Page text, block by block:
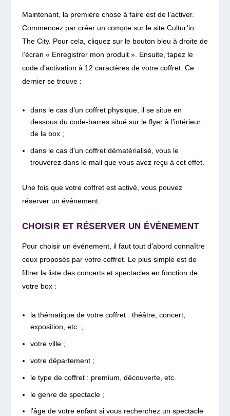
Maintenant, la première chose à faire est de l’activer.
Commencez par créer un compte sur le site Cultur’in
The City. Pour cela, cliquez sur le bouton bleu à droite de
l’écran « Enregistrer mon produit ». Ensuite, tapez le
code d’activation à 12 caractères de votre coffret. Ce
dernier se trouve :
dans le cas d’un coffret physique, il se situe en
dessous du code-barres situé sur le flyer à l’intérieur
de la box ;
dans le cas d’un coffret dématérialisé, vous le
trouverez dans le mail que vous avez reçu à cet effet.
Une fois que votre coffret est activé, vous pouvez
réserver un événement.
CHOISIR ET RÉSERVER UN ÉVÉNEMENT
Pour choisir un événement, il faut tout d’abord connaître
ceux proposés par votre coffret. Le plus simple est de
filtrer la liste des concerts et spectacles en fonction de
votre box :
la thématique de votre coffret : théâtre, concert,
exposition, etc. ;
votre ville ;
votre département ;
le type de coffret : premium, découverte, etc.
le genre de spectacle ;
l’âge de votre enfant si vous recherchez un spectacle